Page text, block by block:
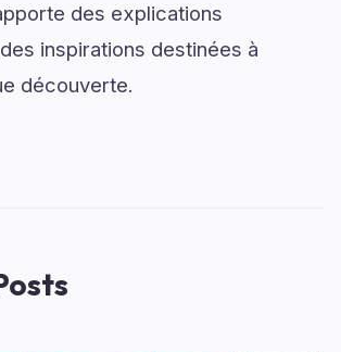
des explications
inspirations destinées à
découverte.